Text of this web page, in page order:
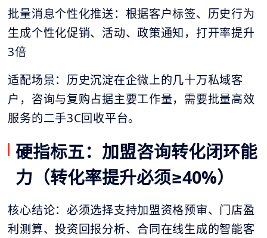
批量消息个性化推送：根据客户标签、历史行为
生成个性化促销、活动、政策通知，打开率提升
3倍
适配场景：历史沉淀在企微上的几十万私域客
户，咨询与复购占据主要工作量，需要批量高效
服务的二手3C回收平台。
硬指标五：加盟咨询转化闭环能
力（转化率提升必须≥40%）
核心结论：必须选择支持加盟资格预审、门店盈
利测算、投资回报分析、合同在线生成的智能客